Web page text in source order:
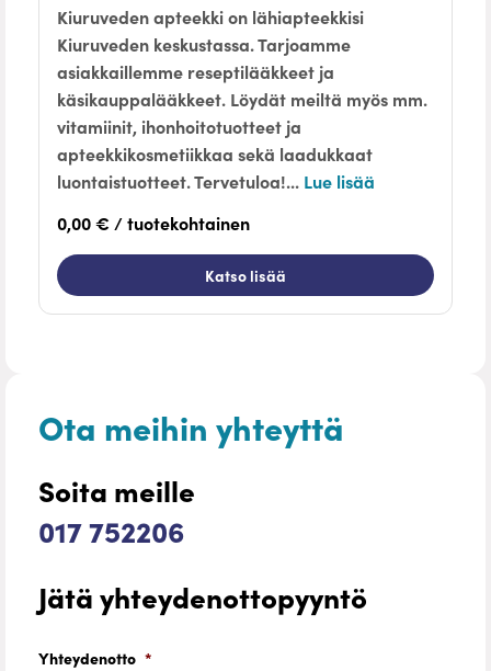
Kiuruveden apteekki on lähiapteekkisi
Kiuruveden keskustassa. Tarjoamme
asiakkaillemme reseptilääkkeet ja
käsikauppalääkkeet. Löydät meiltä myös mm.
vitamiinit, ihonhoitotuotteet ja
apteekkikosmetiikkaa sekä laadukkaat
luontaistuotteet. Tervetuloa!... Lue lisää
0,00 € / tuotekohtainen
Katso lisää
Ota meihin yhteyttä
Soita meille
017 752206
Jätä yhteydenottopyyntö
Yhteydenotto *